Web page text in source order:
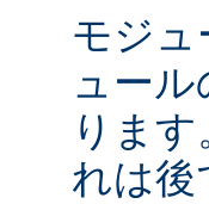
モジュ
ュー
りま
れは後